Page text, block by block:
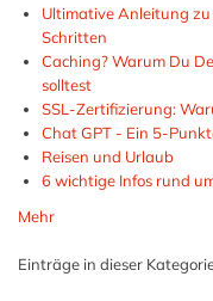
Ultimative Anleitung zu
Schritten
Caching? Warum Du
solltest
SSL-Zertifizierung:
Chat GPT - Ein 5-
Reisen und Urlaub
6 wichtige Infos rund
Mehr
Einträge in dieser